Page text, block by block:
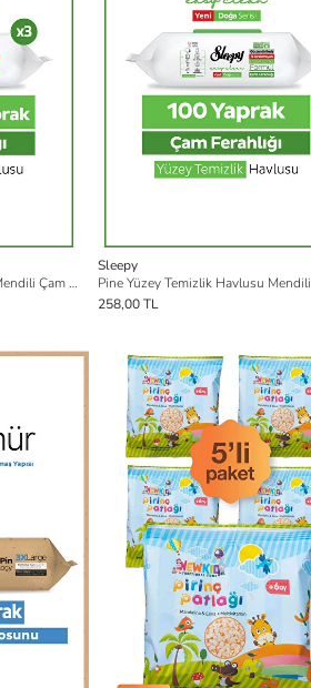
Pine Yüzey Temizlik Havlusu Mendili Çam Ferahlığı 3x100 (300 Yaprak)
Sleepy
258,00 TL